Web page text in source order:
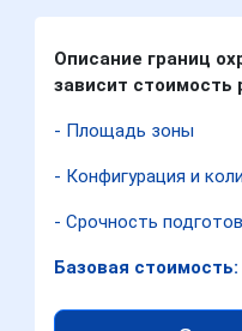
Описание границ
зависит стоимость
- Площадь зоны
- Конфигурация и
- Срочность
Базовая